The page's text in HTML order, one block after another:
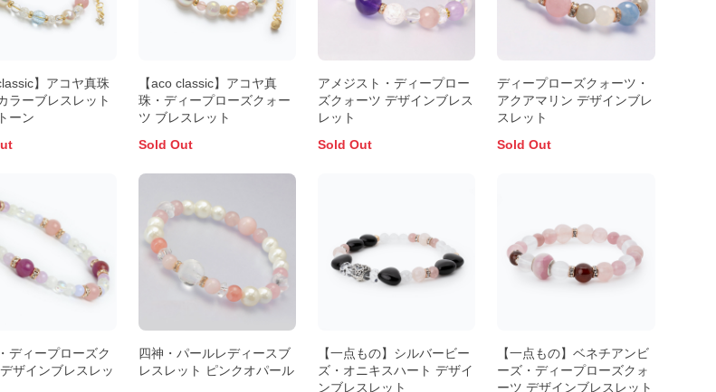
】アコヤ真珠
ラーブレスレット
ーン
【aco classic】アコヤ真
珠・ディープローズクォー
ツ ブレスレット
Sold Out
アメジスト・ディープロー
ズクォーツ デザインブレス
レット
Sold Out
ディープローズクォーツ・
アクアマリン デザインブレ
スレット
Sold Out
ディープローズク
ザインブレスレッ
四神・パールレディースブ
レスレット ピンクオパール
【一点もの】シルバービー
ズ・オニキスハート デザイ
ンブレスレット
【一点もの】ベネチアンビ
ーズ・ディープローズクォ
ーツ デザインブレスレット